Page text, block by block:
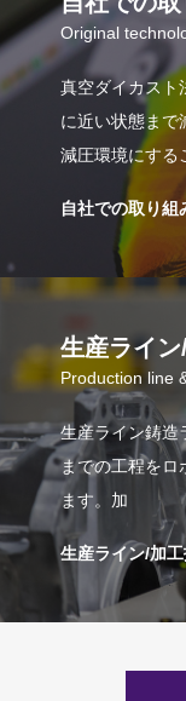
Original
真空ダイカスト
に近い状態まで
減圧環境にする
自社での取り組
生産ライ
Production line
生産ライン鋳造
までの工程をロ
ます。加
生産ライン/加